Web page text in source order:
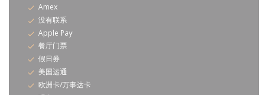
Amex
没有联系
Apple Pay
餐厅门票
假日券
美国运通
欧洲卡/万事达卡